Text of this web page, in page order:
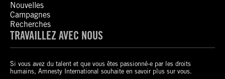
Nouvelles
Campagnes
Recherches
TRAVAILLEZ AVEC NOUS
Si vous avez du talent et que vous êtes passionné-e par les droits
humains, Amnesty International souhaite en savoir plus sur vous.